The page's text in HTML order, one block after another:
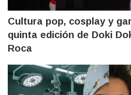
Cultura pop, cosplay y
quinta edición de Doki
Roca